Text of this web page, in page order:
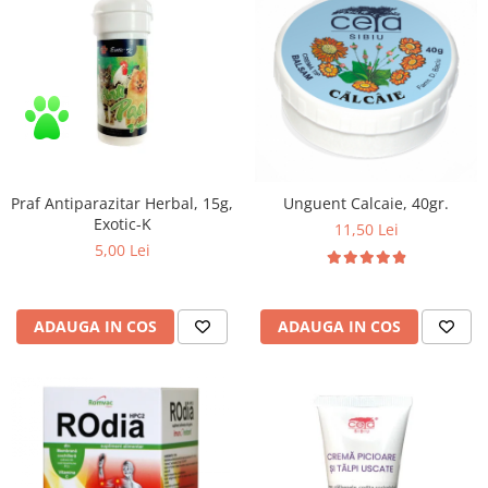
Zuluff Diapers (70 produse)
Praf Antiparazitar Herbal, 15g,
Exotic-K
5,00 Lei
ADAUGA IN COS
Unguent Calcaie, 40gr.
11,50 Lei
ADAUGA IN COS